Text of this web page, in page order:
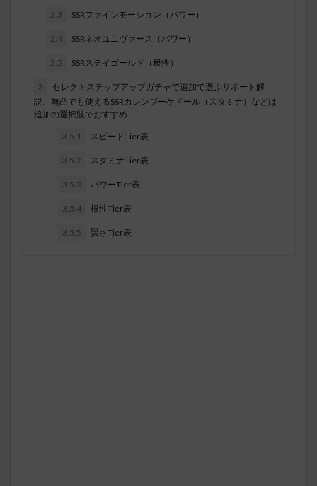
2.3 SSRファインモーション（パワー）
2.4 SSRネオユニヴァース（パワー）
2.5 SSRステイゴールド（根性）
3
セレクトステップアップガチャで追加で選ぶサポート解
説。無凸でも使えるSSRカレンブーケドール（スタミナ）などは
追加の選択肢でおすすめ
3.5.1 スピードTier表
3.5.2 スタミナTier表
3.5.3 パワーTier表
3.5.4 根性Tier表
3.5.5 賢さTier表